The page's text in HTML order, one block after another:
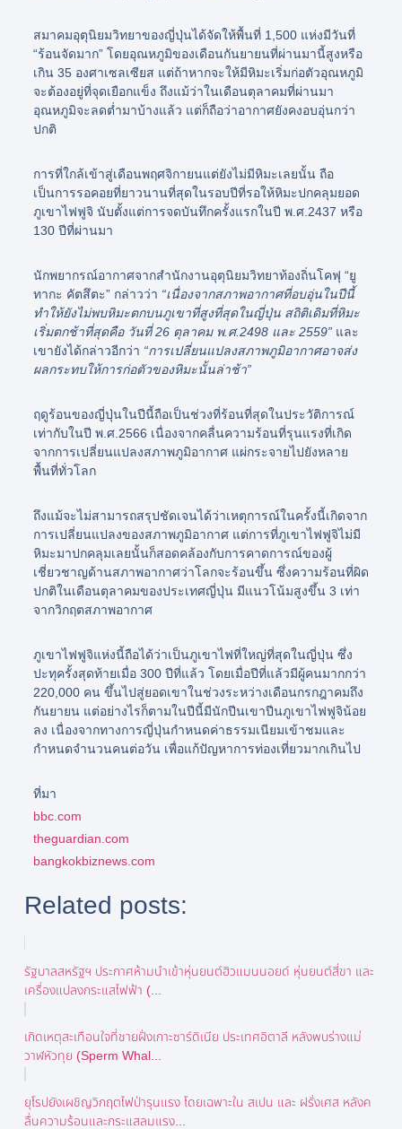
สมาคมอุตุนิยมวิทยาของญี่ปุ่นได้จัดให้พื้นที่ 1,500 แห่งมีวันที่
“ร้อนจัดมาก” โดยอุณหภูมิของเดือนกันยายนที่ผ่านมานี้สูงหรือ
เกิน 35 องศาเซลเซียส แต่ถ้าหากจะให้มีหิมะเริ่มก่อตัวอุณหภูมิ
จะต้องอยู่ที่จุดเยือกแข็ง ถึงแม้ว่าในเดือนตุลาคมที่ผ่านมา
อุณหภูมิจะลดต่ำมาบ้างแล้ว แต่ก็ถือว่าอากาศยังคงอบอุ่นกว่า
ปกติ
การที่ใกล้เข้าสู่เดือนพฤศจิกายนแต่ยังไม่มีหิมะเลยนั้น ถือ
เป็นการรอคอยที่ยาวนานที่สุดในรอบปีที่รอให้หิมะปกคลุมยอด
ภูเขาไฟฟูจิ นับตั้งแต่การจดบันทึกครั้งแรกในปี พ.ศ.2437 หรือ
130 ปีที่ผ่านมา
นักพยากรณ์อากาศจากสำนักงานอุตุนิยมวิทยาท้องถิ่นโคฟุ “ยู
ทากะ คัตสึตะ” กล่าวว่า “เนื่องจากสภาพอากาศที่อบอุ่นในปีนี้
ทำให้ยังไม่พบหิมะตกบนภูเขาที่สูงที่สุดในญี่ปุ่น สถิติเดิมที่หิมะ
เริ่มตกช้าที่สุดคือ วันที่ 26 ตุลาคม พ.ศ.2498 และ 2559”และ
เขายังได้กล่าวอีกว่า “การเปลี่ยนแปลงสภาพภูมิอากาศอาจส่ง
ผลกระทบให้การก่อตัวของหิมะนั้นล่าช้า”
ฤดูร้อนของญี่ปุ่นในปีนี้ถือเป็นช่วงที่ร้อนที่สุดในประวัติการณ์
เท่ากับในปี พ.ศ.2566 เนื่องจากคลื่นความร้อนที่รุนแรงที่เกิด
จากการเปลี่ยนแปลงสภาพภูมิอากาศ แผ่กระจายไปยังหลาย
พื้นที่ทั่วโลก
ถึงแม้จะไม่สามารถสรุปชัดเจนได้ว่าเหตุการณ์ในครั้งนี้เกิดจาก
การเปลี่ยนแปลงของสภาพภูมิอากาศ แต่การที่ภูเขาไฟฟูจิไม่มี
หิมะมาปกคลุมเลยนั้นก็สอดคล้องกับการคาดการณ์ของผู้
เชี่ยวชาญด้านสภาพอากาศว่าโลกจะร้อนขึ้น ซึ่งความร้อนที่ผิด
ปกติในเดือนตุลาคมของประเทศญี่ปุ่น มีแนวโน้มสูงขึ้น 3 เท่า
จากวิกฤตสภาพอากาศ
ภูเขาไฟฟูจิแห่งนี้ถือได้ว่าเป็นภูเขาไฟที่ใหญ่ที่สุดในญี่ปุ่น ซึ่ง
ปะทุครั้งสุดท้ายเมื่อ 300 ปีที่แล้ว โดยเมื่อปีที่แล้วมีผู้คนมากกว่า
220,000 คน ขึ้นไปสู่ยอดเขาในช่วงระหว่างเดือนกรกฎาคมถึง
กันยายน แต่อย่างไรก็ตามในปีนี้มีนักปีนเขาปีนภูเขาไฟฟูจิน้อย
ลง เนื่องจากทางการญี่ปุ่นกำหนดค่าธรรมเนียมเข้าชมและ
กำหนดจำนวนคนต่อวัน เพื่อแก้ปัญหาการท่องเที่ยวมากเกินไป
ที่มา
bbc.com
theguardian.com
bangkokbiznews.com
Related posts:
รัฐบาลสหรัฐฯ ประกาศห้ามนำเข้าหุ่นยนต์ฮิวแมนนอยด์ หุ่นยนต์สี่ขา และ
เครื่องแปลงกระแสไฟฟ้า (...
เกิดเหตุสะเทือนใจที่ชายฝั่งเกาะซาร์ดิเนีย ประเทศอิตาลี หลังพบร่างแม่
วาฬหัวทุย (Sperm Whal...
ยุโรปยังเผชิญวิกฤตไฟป่ารุนแรง โดยเฉพาะใน สเปน และ ฝรั่งเศส หลังค
ลื่นความร้อนและกระแสลมแรง...